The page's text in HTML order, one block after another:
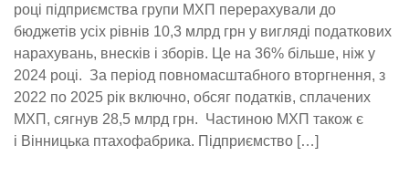
році підприємства групи МХП перерахували до
бюджетів усіх рівнів 10,3 млрд грн у вигляді податкових
нарахувань, внесків і зборів. Це на 36% більше, ніж у
2024 році. За період повномасштабного вторгнення, з
2022 по 2025 рік включно, обсяг податків, сплачених
МХП, сягнув 28,5 млрд грн. Частиною МХП також є
і Вінницька птахофабрика. Підприємство […]